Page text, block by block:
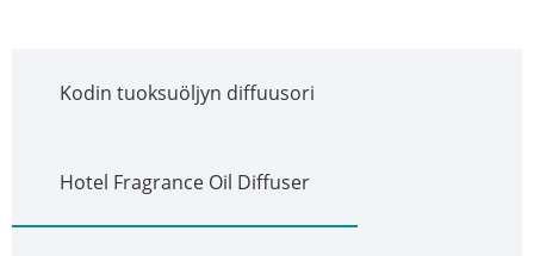
Kodin tuoksuöljyn diffuusori
Hotel Fragrance Oil Diffuser